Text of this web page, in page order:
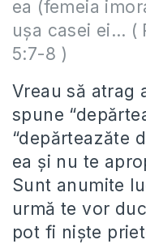
ea (femeia
uşa casei ei… (
5:7-8 )
Vreau să atrag
spune
“depărteazăte
ea şi nu te
Sunt anumite
urmă te vor
pot fi nişte